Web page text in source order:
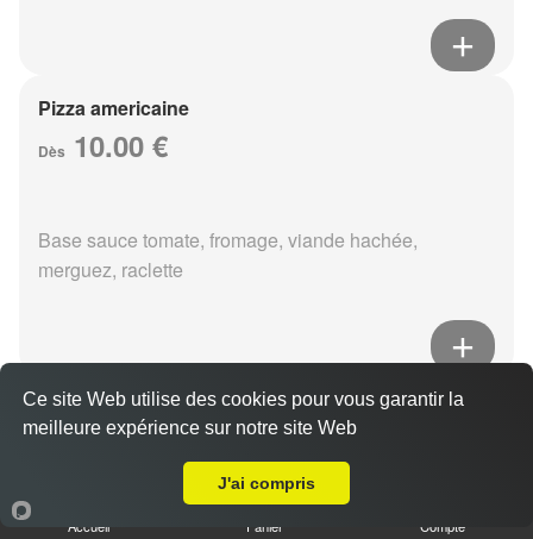
Pizza americaine
Dès 10.00 €
Base sauce tomate, fromage, viande hachée,
merguez, raclette
Pizza boursin
10.00 €
Accueil Panier Compte
Ce site Web utilise des cookies pour vous garantir la
meilleure expérience sur notre site Web
J'ai compris